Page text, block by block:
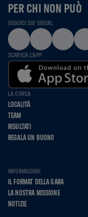
PER CHI NON PUÒ
SEGUICI SUI SOCIAL
SCARICA L'APP
LA CORSA
LOCALITÀ
TEAM
RISULTATI
REGALA UN BUONO
INFORMAZIONI
IL FORMAT DELLA GARA
LA NOSTRA MISSIONE
NOTIZIE